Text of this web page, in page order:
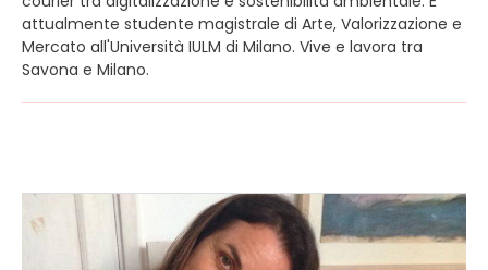
attualmente studente magistrale di Arte, Valorizzazione e
Mercato all'Università IULM di Milano. Vive e lavora tra
Savona e Milano.